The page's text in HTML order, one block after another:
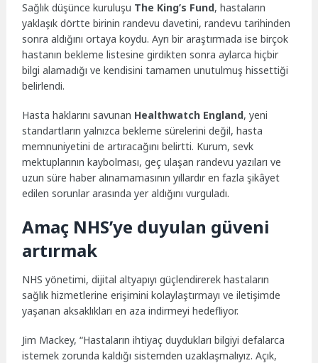
Sağlık düşünce kuruluşu The King’s Fund, hastaların
yaklaşık dörtte birinin randevu davetini, randevu tarihinden
sonra aldığını ortaya koydu. Ayrı bir araştırmada ise birçok
hastanın bekleme listesine girdikten sonra aylarca hiçbir
bilgi alamadığı ve kendisini tamamen unutulmuş hissettiği
belirlendi.
Hasta haklarını savunan Healthwatch England, yeni
standartların yalnızca bekleme sürelerini değil, hasta
memnuniyetini de artıracağını belirtti. Kurum, sevk
mektuplarının kaybolması, geç ulaşan randevu yazıları ve
uzun süre haber alınamamasının yıllardır en fazla şikâyet
edilen sorunlar arasında yer aldığını vurguladı.
Amaç NHS’ye duyulan güveni
artırmak
NHS yönetimi, dijital altyapıyı güçlendirerek hastaların
sağlık hizmetlerine erişimini kolaylaştırmayı ve iletişimde
yaşanan aksaklıkları en aza indirmeyi hedefliyor.
Jim Mackey, “Hastaların ihtiyaç duydukları bilgiyi defalarca
istemek zorunda kaldığı sistemden uzaklaşmalıyız. Açık,